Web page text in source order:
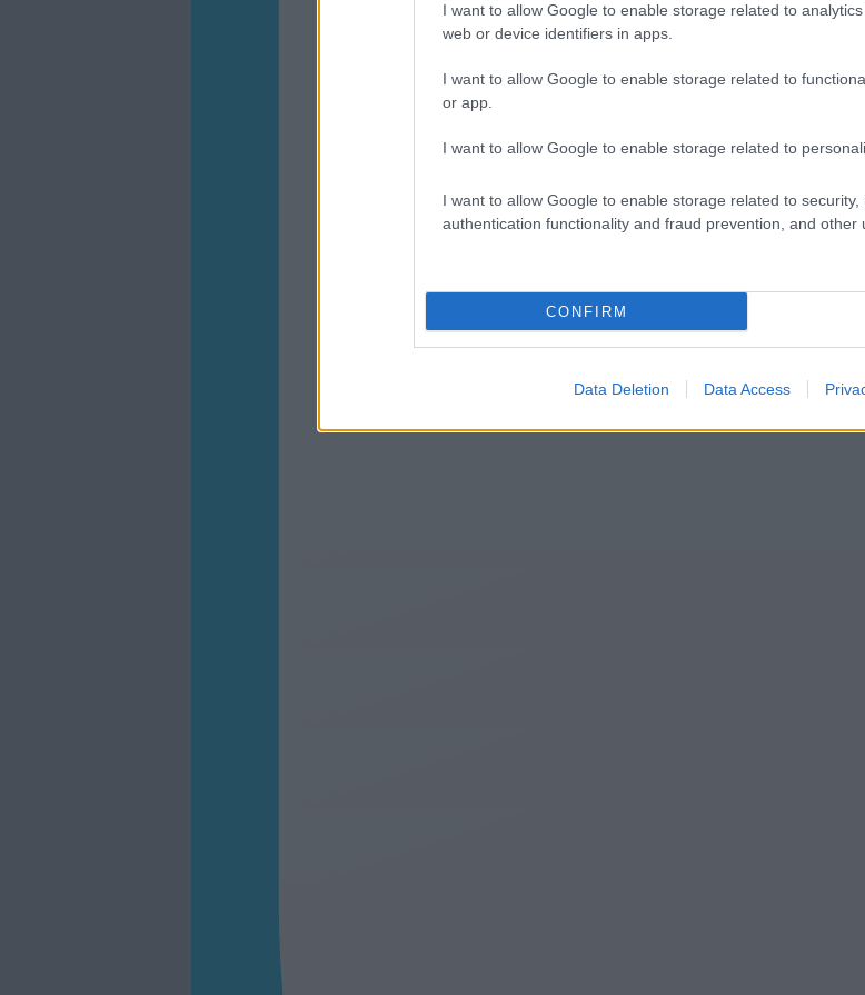
I want to allow Google to enable storage related to
web or device identifiers in apps.
I want to allow Google to enable storage related to
or app.
I want to allow Google to enable storage related to
I want to allow Google to enable storage related to security,
authentication functionality and fraud prevention, and other
CONFIRM
Data Deletion Data Access